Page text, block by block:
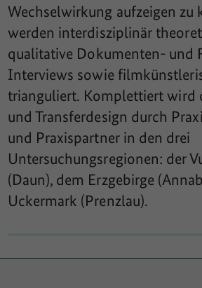
Wechselwirkung aufzeigen zu
werden interdisziplinär
qualitative Dokumenten- und
Interviews sowie
trianguliert. Komplettiert wird
und Transferdesign durch
und Praxispartner in den drei
Untersuchungsregionen: der
(Daun), dem Erzgebirge
Uckermark (Prenzlau).